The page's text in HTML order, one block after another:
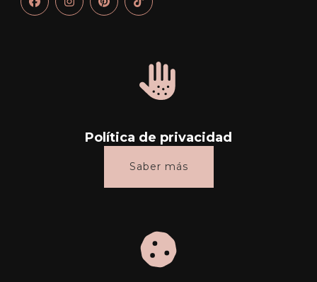
Política de privacidad
Saber más